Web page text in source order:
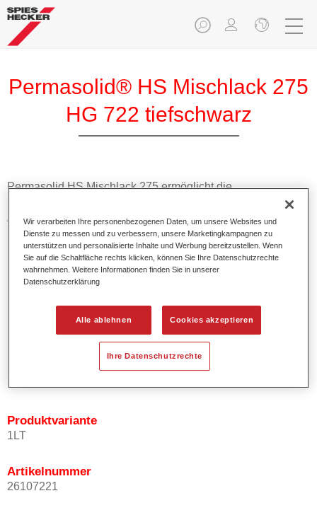
Permasolid® HS Mischlack 275
HG 722 tiefschwarz
Permasolid HS Mischlack 275 ermöglicht die
Farbtonausmischung vom hochwertigen Permasolid HS
Autolack 275 mit allen Uni-Farbtönen für die Pkw-
Lackierung.
Produktmerkmale
Erlaubt eine einfache und schnelle Verarbeitung in 1,5
Ermöglicht schnelle Trocknungszeiten.
Bietet ein hohes Deckvermögen.
Besitzt einen exzellenten Decklackstand.
Entspricht den VOC Anforderungen.
Produktvariante
1LT
Artikelnummer
26107221
Wir verarbeiten Ihre personenbezogenen Daten, um unsere Websites und
Dienste zu messen und zu verbessern, unsere Marketingkampagnen zu
unterstützen und personalisierte Inhalte und Werbung bereitzustellen. Wenn
Sie auf die Schaltfläche rechts klicken, können Sie Ihre Datenschutzrechte
wahrnehmen. Weitere Informationen finden Sie in unserer
Datenschutzerklärung
Alle ablehnen Cookies akzeptieren
Ihre Datenschutzrechte